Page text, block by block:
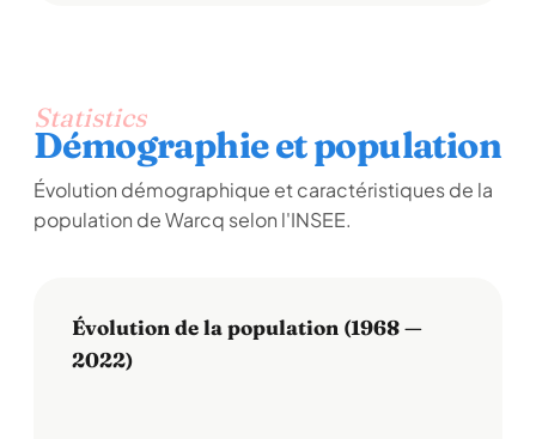
Statistics
Démographie et population
Évolution démographique et caractéristiques de la
population de Warcq selon l'INSEE.
Évolution de la population (1968 —
2022)